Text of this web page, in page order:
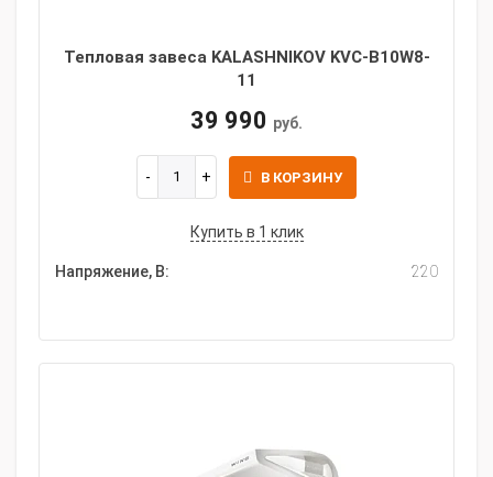
Тепловая завеса KALASHNIKOV KVС-B10W8-
11
39 990 руб.
В КОРЗИНУ
Купить в 1 клик
Напряжение, В: 220